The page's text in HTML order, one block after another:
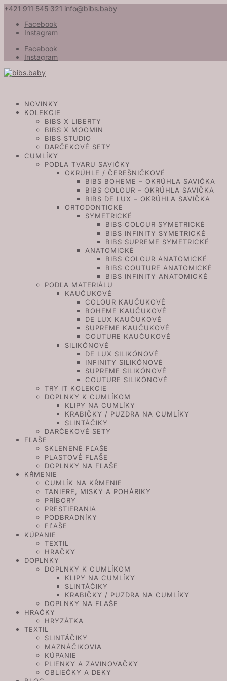
+421 911 545 321 info@bibs.baby
Facebook
Instagram
Facebook
Instagram
NOVINKY
KOLEKCIE
BIBS X LIBERTY
BIBS X MOOMIN
BIBS STUDIO
DARČEKOVÉ SETY
CUMLÍKY
PODĽA TVARU SAVIČKY
OKRÚHLE / ČEREŠNIČKOVÉ
BIBS BOHEME – OKRÚHLA SAVIČKA
BIBS COLOUR – OKRÚHLA SAVIČKA
BIBS DE LUX – OKRÚHLA SAVIČKA
ORTODONTICKÉ
SYMETRICKÉ
BIBS COLOUR SYMETRICKÉ
BIBS INFINITY SYMETRICKÉ
BIBS SUPREME SYMETRICKÉ
ANATOMICKÉ
BIBS COLOUR ANATOMICKÉ
BIBS COUTURE ANATOMICKÉ
BIBS INFINITY ANATOMICKÉ
PODĽA MATERIÁLU
KAUČUKOVÉ
COLOUR KAUČUKOVÉ
BOHEME KAUČUKOVÉ
DE LUX KAUČUKOVÉ
SUPREME KAUČUKOVÉ
COUTURE KAUČUKOVÉ
SILIKÓNOVÉ
DE LUX SILIKÓNOVÉ
INFINITY SILIKÓNOVÉ
SUPREME SILIKÓNOVÉ
COUTURE SILIKÓNOVÉ
TRY IT KOLEKCIE
DOPLNKY K CUMLÍKOM
KLIPY NA CUMLÍKY
KRABIČKY / PUZDRA NA CUMLÍKY
SLINTÁČIKY
DARČEKOVÉ SETY
FĽAŠE
SKLENENÉ FĽAŠE
PLASTOVÉ FĽAŠE
DOPLNKY NA FĽAŠE
KŔMENIE
CUMLÍK NA KŔMENIE
TANIERE, MISKY A POHÁRIKY
PRÍBORY
PRESTIERANIA
PODBRADNÍKY
FĽAŠE
KÚPANIE
TEXTIL
HRAČKY
DOPLNKY
DOPLNKY K CUMLÍKOM
KLIPY NA CUMLÍKY
SLINTÁČIKY
KRABIČKY / PUZDRA NA CUMLÍKY
DOPLNKY NA FĽAŠE
HRAČKY
HRYZÁTKA
TEXTIL
SLINTÁČIKY
MAZNÁČIKOVIA
KÚPANIE
PLIENKY A ZAVINOVAČKY
OBLIEČKY A DEKY